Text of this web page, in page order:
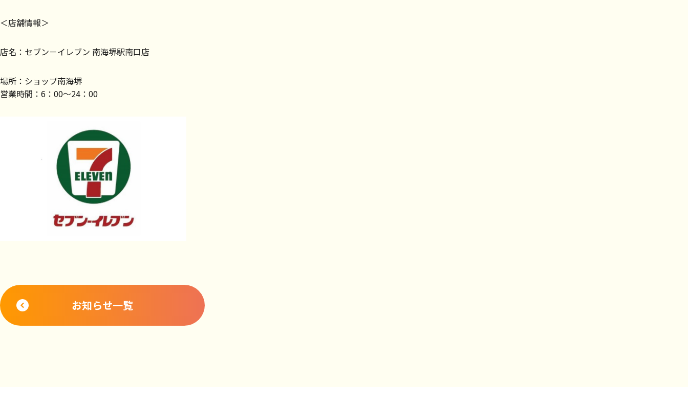
＜店舗情報＞
店名：セブン－イレブン 南海堺駅南口店
場所：ショップ南海堺
営業時間： 6：00～24：00
お知らせ一覧